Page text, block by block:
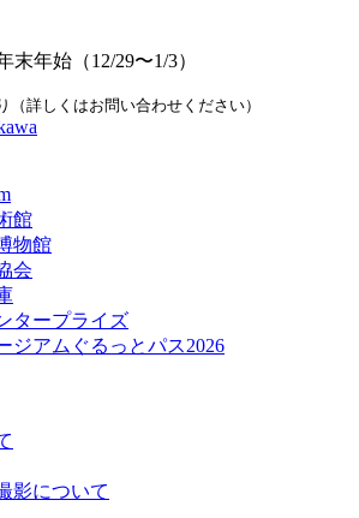
末年始（12/29〜1/3）
詳しくはお問い合わせください）
影について